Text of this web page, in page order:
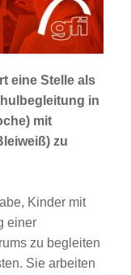
eine Stelle als
in
mit
zu
Kinder mit
einer
zu begleiten
Sie arbeiten